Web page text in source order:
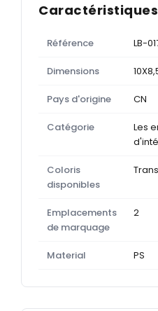
Cuisine
Référence LB-
Dimensions
Pays d'origine CN
Catégorie
Les
Coloris
disponibles
Emplacements
de marquage
2
Material PS